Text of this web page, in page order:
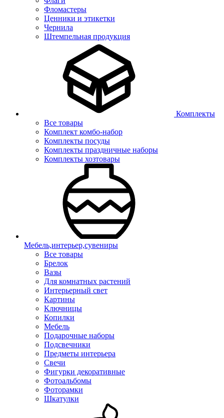
Фломастеры
Ценники и этикетки
Чернила
Штемпельная продукция
Комплекты
Все товары
Комплект комбо-набор
Комплекты посуды
Комплекты праздничные наборы
Комплекты хозтовары
Мебель,интерьер,сувениры
Все товары
Брелок
Вазы
Для комнатных растений
Интерьерный свет
Картины
Ключницы
Копилки
Мебель
Подарочные наборы
Подсвечники
Предметы интерьера
Свечи
Фигурки декоративные
Фотоальбомы
Фоторамки
Шкатулки